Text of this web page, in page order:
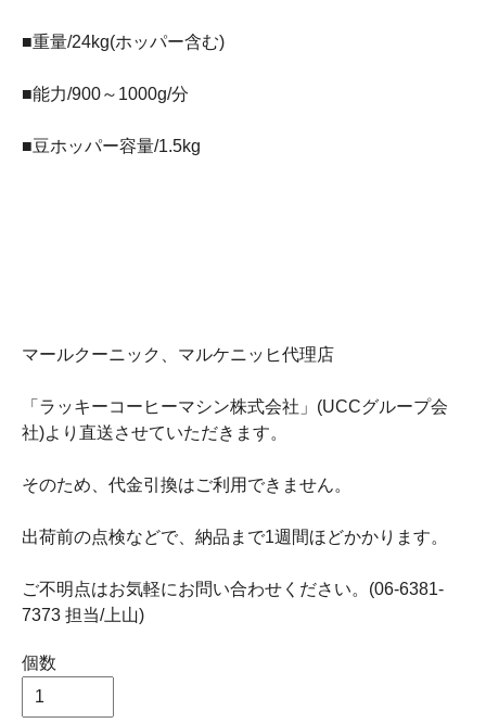
■重量/24kg(ホッパー含む)
■能力/900～1000g/分
■豆ホッパー容量/1.5kg
マールクーニック、マルケニッヒ代理店
「ラッキーコーヒーマシン株式会社」(UCCグループ会
社)より直送させていただきます。
そのため、代金引換はご利用できません。
出荷前の点検などで、納品まで1週間ほどかかります。
ご不明点はお気軽にお問い合わせください。(06-6381-
7373 担当/上山)
個数